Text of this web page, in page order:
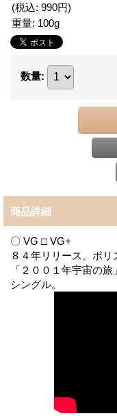
(税込: 990円)
重量: 100g
数量:
商品詳細
〇 VG □ VG+
８４年リリース。ポ
「２００１年宇宙の
シングル。